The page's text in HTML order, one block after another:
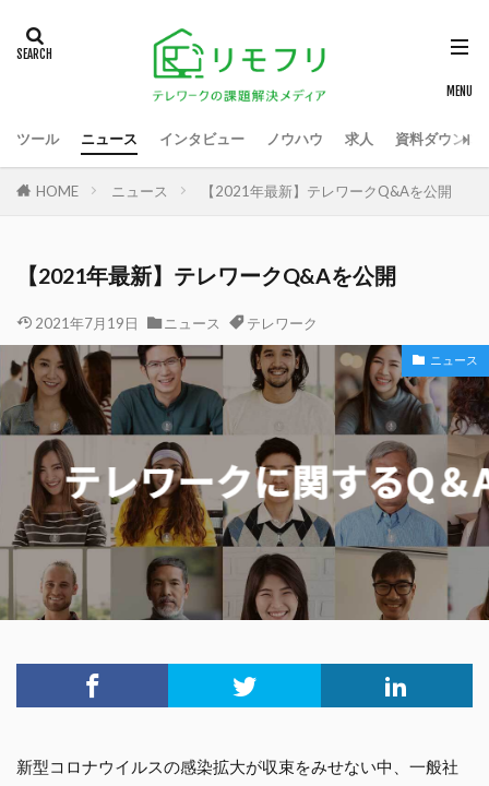
ツール ニュース インタビュー ノウハウ 求人 資料ダウンロ
HOME ニュース 【2021年最新】テレワークQ&Aを公開
【2021年最新】テレワークQ&Aを公開
2021年7月19日 ニュース テレワーク
ニュース
新型コロナウイルスの感染拡大が収束をみせない中、一般社